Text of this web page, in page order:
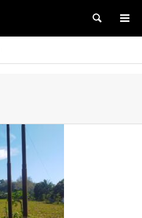
検索